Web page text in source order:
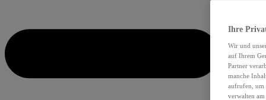
Ihre
Wir und
auf Ihrem
Partner
manche
aufrufen, um
verwalten